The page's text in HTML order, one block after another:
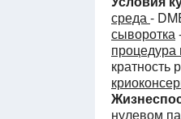
среда-
сыворотка
процедура
кратность
нулевом